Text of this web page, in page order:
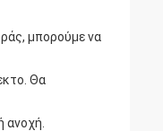
μπορούμε να
Θα
ανοχή.